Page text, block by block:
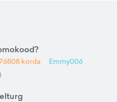
korda Emmy006